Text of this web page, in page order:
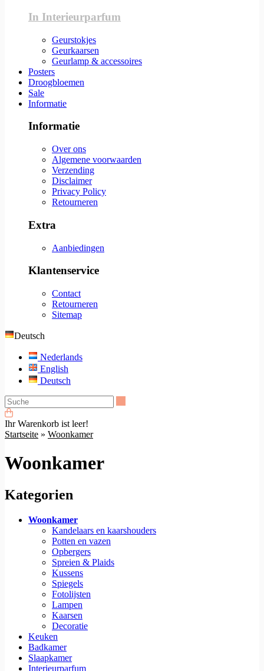
In Interieurparfum
Geurstokjes
Geurkaarsen
Geurlamp & accessoires
Posters
Droogbloemen
Sale
Informatie
Informatie
Over ons
Algemene voorwaarden
Verzending
Disclaimer
Privacy Policy
Retourneren
Extra
Aanbiedingen
Klantenservice
Contact
Retourneren
Sitemap
Deutsch
Nederlands
English
Deutsch
Ihr Warenkorb ist leer!
Startseite » Woonkamer
Woonkamer
Kategorien
Woonkamer
Kandelaars en kaarshouders
Potten en vazen
Opbergers
Spreien & Plaids
Kussens
Spiegels
Fotolijsten
Lampen
Kaarsen
Decoratie
Keuken
Badkamer
Slaapkamer
Interieurparfum